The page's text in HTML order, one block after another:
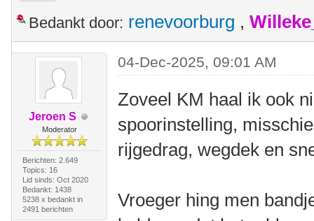
Bedankt door: renevoorburg ,
Jeroen S
Moderator
Berichten: 2.649
Topics: 16
Lid sinds: Oct 2020
Bedankt: 1438
5238 x bedankt in
2491 berichten
04-Dec-2025, 09:01 AM
Zoveel KM haal ik ook
spoorinstelling,
rijgedrag, wegdek en
Vroeger hing men